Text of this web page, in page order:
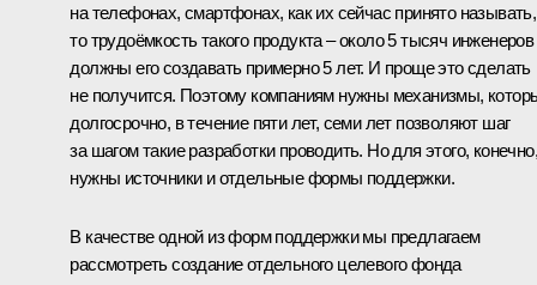
на телефонах, смартфонах, как их сейчас принято называть,
то трудоёмкость такого продукта – около 5 тысяч инженеров
должны его создавать примерно 5 лет. И проще это сделать
не получится. Поэтому компаниям нужны механизмы,
долгосрочно, в течение пяти лет, семи лет позволяют шаг
за шагом такие разработки проводить. Но для этого, конечно,
нужны источники и отдельные формы поддержки.
В качестве одной из форм поддержки мы предлагаем
рассмотреть создание отдельного целевого фонда